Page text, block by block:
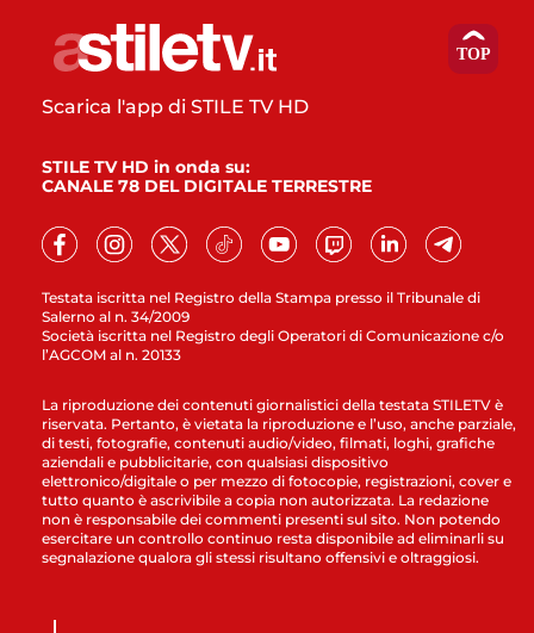
Testata iscritta nel Registro della Stampa presso il Tribunale di
Salerno al n. 34/2009
Società iscritta nel Registro degli Operatori di Comunicazione c/o
l’AGCOM al n. 20133
Scarica l'app di STILE TV HD
STILE TV HD in onda su:
CANALE 78 DEL DIGITALE TERRESTRE
La riproduzione dei contenuti giornalistici della testata STILETV è
riservata. Pertanto, è vietata la riproduzione e l’uso, anche parziale,
di testi, fotografie, contenuti audio/video, filmati, loghi, grafiche
aziendali e pubblicitarie, con qualsiasi dispositivo
elettronico/digitale o per mezzo di fotocopie, registrazioni, cover e
tutto quanto è ascrivibile a copia non autorizzata. La redazione
non è responsabile dei commenti presenti sul sito. Non potendo
esercitare un controllo continuo resta disponibile ad eliminarli su
segnalazione qualora gli stessi risultano offensivi e oltraggiosi.